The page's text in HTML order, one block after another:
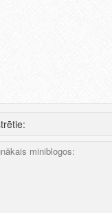
miniblogos: